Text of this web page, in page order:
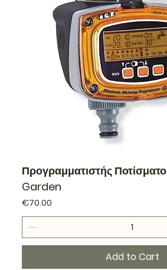
Προγραμματιστής
Garden
Price
€70.00
Add to Cart